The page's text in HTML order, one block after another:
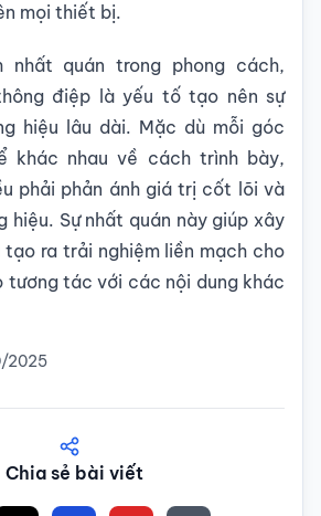
mọi thiết bị.
nhất quán trong phong cách,
điệp là yếu tố tạo nên sự
hiệu lâu dài. Mặc dù mỗi góc
khác nhau về cách trình bày,
phải phản ánh giá trị cốt lõi và
hiệu. Sự nhất quán này giúp xây
tạo ra trải nghiệm liền mạch cho
tương tác với các nội dung khác
2025
Chia sẻ bài viết